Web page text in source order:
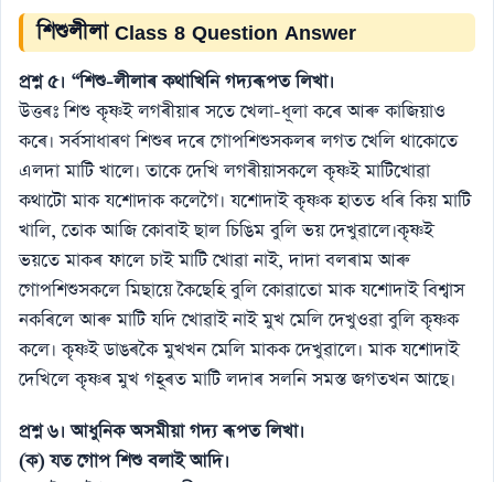
শিশুলীলা Class 8 Question Answer
প্রশ্ন ৫। “শিশু-লীলাৰ কথাখিনি গদ্যৰূপত লিখা।
উত্তৰঃ শিশু কৃষ্ণই লগৰীয়াৰ সতে খেলা-ধূলা কৰে আৰু কাজিয়াও
কৰে। সৰ্বসাধাৰণ শিশুৰ দৰে গােপশিশুসকলৰ লগত খেলি থাকোতে
এলদা মাটি খালে। তাকে দেখি লগৰীয়াসকলে কৃষ্ণই মাটিখােৱা
কথাটো মাক যশােদাক কলেগৈ। যশােদাই কৃষ্ণক হাতত ধৰি কিয় মাটি
খালি, তােক আজি কোবাই ছাল চিঙিম বুলি ভয় দেখুৱালে।কৃষ্ণই
ভয়তে মাকৰ ফালে চাই মাটি খােৱা নাই, দাদা বলৰাম আৰু
গােপশিশুসকলে মিছায়ে কৈছেহি বুলি কোৱাতাে মাক যশােদাই বিশ্বাস
নকৰিলে আৰু মাটি যদি খােৱাই নাই মুখ মেলি দেখুওৱা বুলি কৃষ্ণক
কলে। কৃষ্ণই ডাঙৰকৈ মুখখন মেলি মাকক দেখুৱালে। মাক যশােদাই
দেখিলে কৃষ্ণৰ মুখ গহূৰত মাটি লদাৰ সলনি সমস্ত জগতখন আছে।
প্রশ্ন ৬। আধুনিক অসমীয়া গদ্য ৰূপত লিখা।
(ক) যত গােপ শিশু বলাই আদি।